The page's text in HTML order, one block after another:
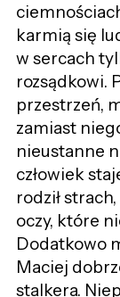
karmią się
w sercach
rozsądkowi.
przestrzeń,
zamiast
nieustanne
człowiek
rodził
oczy, które
Dodatkowo
Maciej
stalkera.